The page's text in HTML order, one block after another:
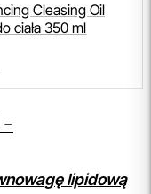
Cleasing Oil
ciała 350 ml
-
lipidową